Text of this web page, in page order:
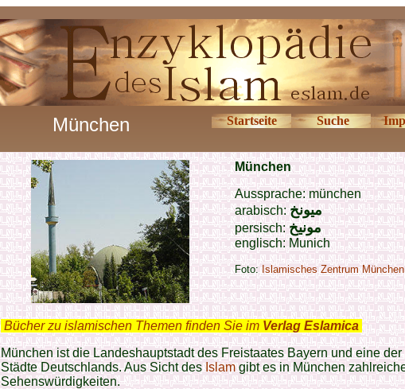
München Startseite Suche
München
Aussprache: münchen
arabisch:ميونخ
persisch:مونیخ
englisch: Munich
Foto:Islamisches Zentrum München
Bücher zu islamischen Themen finden Sie im Verlag Eslamica
München ist die Landeshauptstadt des Freistaates Bayern und eine
Städte Deutschlands. Aus Sicht desIslamgibt es in München
Sehenswürdigkeiten.